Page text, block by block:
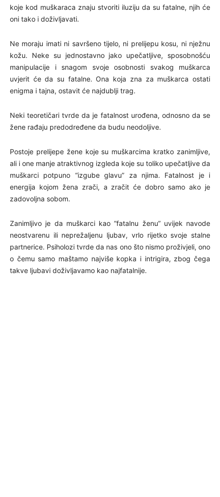
koje kod muškaraca znaju stvoriti iluziju da su fatalne, njih će
oni tako i doživljavati.
Ne moraju imati ni savršeno tijelo, ni prelijepu kosu, ni nježnu
kožu. Neke su jednostavno jako upečatljive, sposobnošću
manipulacije i snagom svoje osobnosti svakog muškarca
uvjerit će da su fatalne. Ona koja zna za muškarca ostati
enigma i tajna, ostavit će najdublji trag.
Neki teoretičari tvrde da je fatalnost urođena, odnosno da se
žene rađaju predodređene da budu neodoljive.
Postoje prelijepe žene koje su muškarcima kratko zanimljive,
ali i one manje atraktivnog izgleda koje su toliko upečatljive da
muškarci potpuno “izgube glavu” za njima. Fatalnost je i
energija kojom žena zrači, a zračit će dobro samo ako je
zadovoljna sobom.
Zanimljivo je da muškarci kao “fatalnu ženu” uvijek navode
neostvarenu ili neprežaljenu ljubav, vrlo rijetko svoje stalne
partnerice. Psiholozi tvrde da nas ono što nismo proživjeli, ono
o čemu samo maštamo najviše kopka i intrigira, zbog čega
takve ljubavi doživljavamo kao najfatalnije.